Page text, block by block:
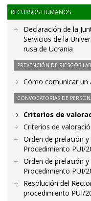
RECURSOS HUMANOS
Declaración de la
Servicios de la
rusa de Ucrania
PREVENCIÓN DE RIESGOS
Cómo comunicar un
CONVOCATORIAS DE
Criterios de
Criterios de
Orden de prelación
Procedimiento PUI/
Orden de prelación
Procedimiento PUI/
Resolución del
procedimiento PUI/